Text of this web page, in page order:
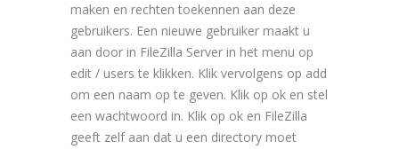
maken en rechten toekennen aan deze
gebruikers. Een nieuwe gebruiker maakt u
aan door in FileZilla Server in het menu op
edit / users te klikken. Klik vervolgens op add
om een naam op te geven. Klik op ok en stel
een wachtwoord in. Klik op ok en FileZilla
geeft zelf aan dat u een directory moet